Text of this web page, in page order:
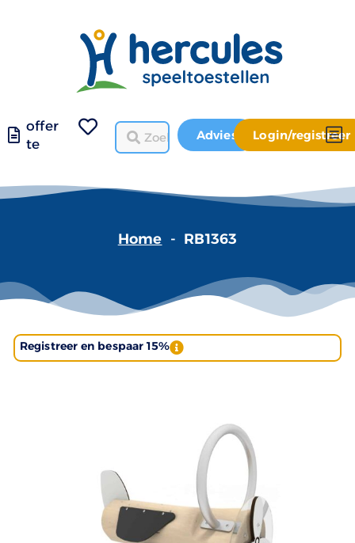
offer
te
Advies Login/registreer
Home - RB1363
Registreer en bespaar 15%